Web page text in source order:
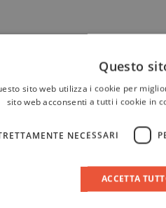
Questo
sito web utilizza i cookie per
sito web acconsenti a tutti i cookie in
NECESSARI
ACCETTA